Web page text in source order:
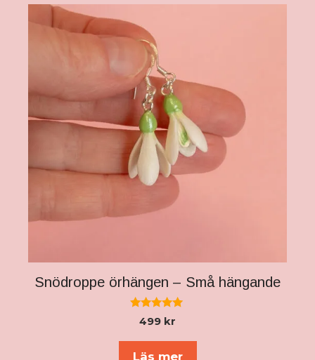
Snödroppe örhängen – Små hängande
5.00
av 5
499 kr
Läs mer